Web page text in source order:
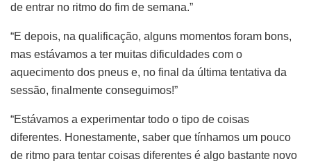
de entrar no ritmo do fim de semana.”
“E depois, na qualificação, alguns momentos foram bons,
mas estávamos a ter muitas dificuldades com o
aquecimento dos pneus e, no final da última tentativa da
sessão, finalmente conseguimos!”
“Estávamos a experimentar todo o tipo de coisas
diferentes. Honestamente, saber que tínhamos um pouco
de ritmo para tentar coisas diferentes é algo bastante novo